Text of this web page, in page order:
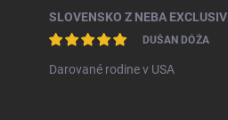
SLOVENSKO Z NEBA
DUŠAN DÓŽA
Darované rodine v USA